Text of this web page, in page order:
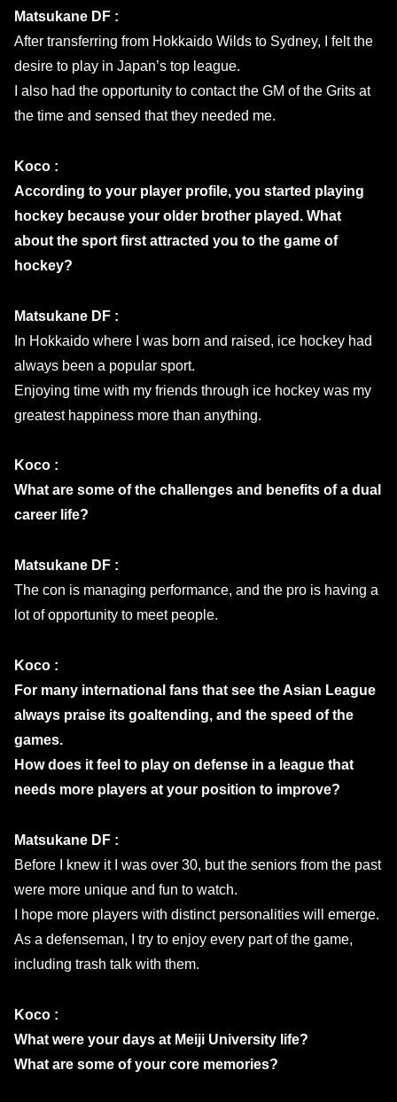
Matsukane DF :
After transferring from Hokkaido Wilds to Sydney, I felt the
desire to play in Japan’s top league.
I also had the opportunity to contact the GM of the Grits at
the time and sensed that they needed me.
Koco :
According to your player profile, you started playing
hockey because your older brother played. What
about the sport first attracted you to the game of
hockey?
Matsukane DF :
In Hokkaido where I was born and raised, ice hockey had
always been a popular sport.
Enjoying time with my friends through ice hockey was my
greatest happiness more than anything.
Koco :
What are some of the challenges and benefits of a dual
career life?
Matsukane DF :
The con is managing performance, and the pro is having a
lot of opportunity to meet people.
Koco :
For many international fans that see the Asian League
always praise its goaltending, and the speed of the
games.
How does it feel to play on defense in a league that
needs more players at your position to improve?
Matsukane DF :
Before I knew it I was over 30, but the seniors from the past
were more unique and fun to watch.
I hope more players with distinct personalities will emerge.
As a defenseman, I try to enjoy every part of the game,
including trash talk with them.
Koco :
What were your days at Meiji University life?
What are some of your core memories?